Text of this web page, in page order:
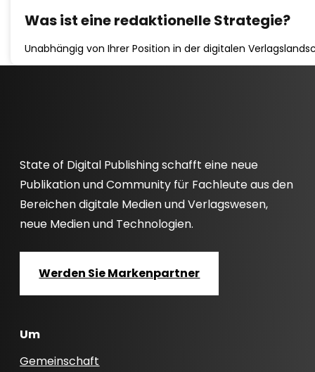
Was ist eine redaktionelle Strategie?
Unabhängig von Ihrer Position in der digitalen
State of Digital Publishing schafft eine neue
Publikation und Community für Fachleute aus den
Bereichen digitale Medien und Verlagswesen,
neue Medien und Technologien.
Werden Sie Markenpartner
Um
Gemeinschaft